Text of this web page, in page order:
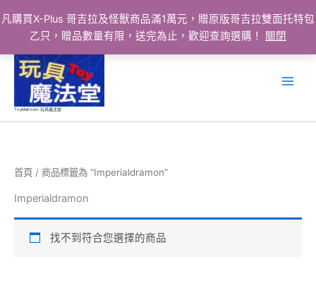
凡購買X-Plus 哥吉拉及怪獸商品滿1萬元，贈原版哥吉拉雙面托特包
乙只，贈品數量有限，送完為止，歡迎查詢選購！
關閉
ToyMahodo 玩具魔法堂
首頁 / 商品標籤為 “Imperialdramon”
Imperialdramon
找不到符合您選擇的商品